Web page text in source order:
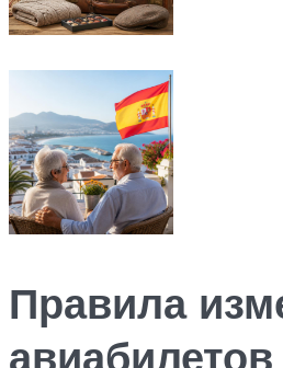
Правила
авиабилетов